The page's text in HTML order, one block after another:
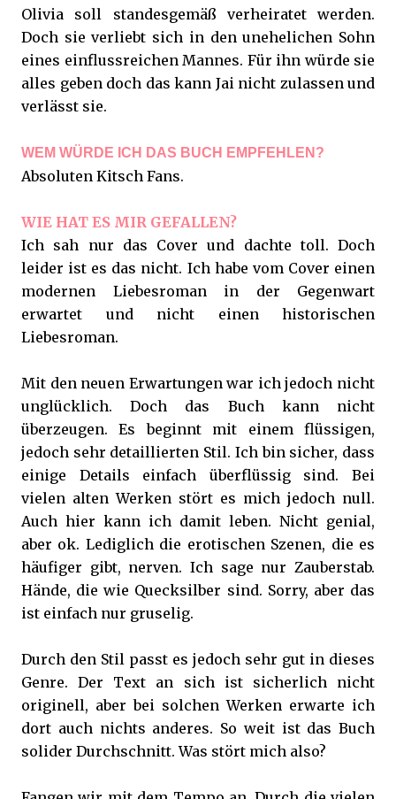
Olivia soll standesgemäß verheiratet werden.
Doch sie verliebt sich in den unehelichen Sohn
eines einflussreichen Mannes. Für ihn würde sie
alles geben doch das kann Jai nicht zulassen und
verlässt sie.
WEM WÜRDE ICH DAS BUCH EMPFEHLEN?
Absoluten Kitsch Fans.
WIE HAT ES MIR GEFALLEN?
Ich sah nur das Cover und dachte toll. Doch
leider ist es das nicht. Ich habe vom Cover einen
modernen Liebesroman in der Gegenwart
erwartet und nicht einen historischen
Liebesroman.
Mit den neuen Erwartungen war ich jedoch nicht
unglücklich. Doch das Buch kann nicht
überzeugen. Es beginnt mit einem flüssigen,
jedoch sehr detaillierten Stil. Ich bin sicher, dass
einige Details einfach überflüssig sind. Bei
vielen alten Werken stört es mich jedoch null.
Auch hier kann ich damit leben. Nicht genial,
aber ok. Lediglich die erotischen Szenen, die es
häufiger gibt, nerven. Ich sage nur Zauberstab.
Hände, die wie Quecksilber sind. Sorry, aber das
ist einfach nur gruselig.
Durch den Stil passt es jedoch sehr gut in dieses
Genre. Der Text an sich ist sicherlich nicht
originell, aber bei solchen Werken erwarte ich
dort auch nichts anderes. So weit ist das Buch
solider Durchschnitt. Was stört mich also?